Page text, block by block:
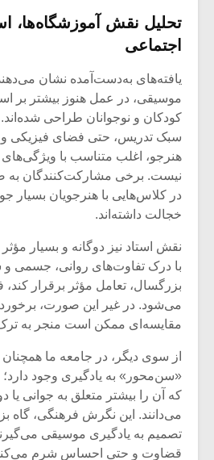
تحلیل نقش آموزشگاه‌ها،
اجتماعی
یافته‌های به‌دست‌آمده نشان
موسیقی، در عمل هنوز بیشتر بر
کودکان و نوجوانان طراحی
سبک تدریس، حتی فضای فیزیکی و
هنرجو، اغلب متناسب با
نیست. برخی مشارکت‌کنندگان به
در کلاس‌هایی با هنرجویان بسیار
خجالت داشته‌اند.
نقش استاد نیز دوگانه و بسیار مؤثر
با درک تفاوت‌های روانی، جسمی
بزرگسال، تعامل مؤثر برقرار
می‌شود. در غیر این صورت،
مقایسه‌ای ممکن است منجر به
از سوی دیگر، در جامعه ما همچنان
«سن‌محور» به یادگیری وجود دارد؛
که آن را بیشتر متعلق به جوانی یا
می‌دانند. این نگرش فرهنگی، گاه
تصمیم به یادگیری موسیقی
قضاوت و حتی احساس شرم
میکلوش روژا
یادداشتی بر موسیقی
متن فیلم «متری
شیش و نیم»
اگر نمی توانی
مشهورترین باشی،
بدنام ترین باش